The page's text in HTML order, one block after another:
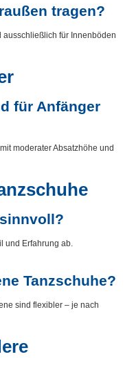
tragen?
ausschließlich für Innenböden
für Anfänger
moderater Absatzhöhe und
und Erfahrung ab.
Tanzschuhe?
sind flexibler – je nach